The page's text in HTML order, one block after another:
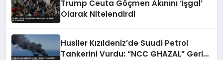
Trump Ceuta Göçmen Akınını ‘İşgal’
Olarak Nitelendirdi
Husiler Kızıldeniz’de Suudi Petrol
Tankerini Vurdu: “NCC GHAZAL” Geri